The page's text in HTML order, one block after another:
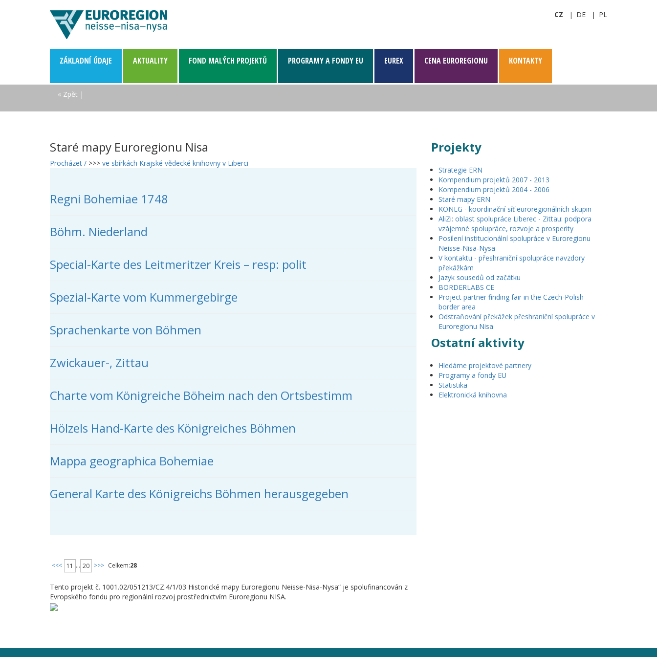
CZ DE PL
ZÁKLADNÍ­ ÚDAJE AKTUALITY FOND MALÝCH PROJEKTŮ PROGRAMY A FONDY EU EUREX CENA EUROREGIONU KONTAKTY
« Zpět |
Staré mapy Euroregionu Nisa
Procházet / >>> ve sbírkách Krajské vědecké knihovny v Liberci
Regni Bohemiae 1748
Böhm. Niederland
Special-Karte des Leitmeritzer Kreis – resp: polit
Spezial-Karte vom Kummergebirge
Sprachenkarte von Böhmen
Zwickauer-, Zittau
Charte vom Königreiche Böheim nach den Ortsbestimm
Hölzels Hand-Karte des Königreiches Böhmen
Mappa geographica Bohemiae
General Karte des Königreichs Böhmen herausgegeben
<<< 11 ... 20 >>> Celkem:28
Tento projekt č. 1001.02/051213/CZ.4/1/03 Historické mapy Euroregionu Neisse-Nisa-Nysa“ je spolufinancován z
Evropského fondu pro regionální rozvoj prostřednictvím Euroregionu NISA.
Projekty
Strategie ERN
Kompendium projektů 2007 - 2013
Kompendium projektů 2004 - 2006
Staré mapy ERN
KONEG - koordinační síť euroregionálních skupin
AliZi: oblast spolupráce Liberec - Zittau: podpora
vzájemné spolupráce, rozvoje a prosperity
Posílení institucionální spolupráce v Euroregionu
Neisse-Nisa-Nysa
V kontaktu - přeshraniční spolupráce navzdory
překážkám
Jazyk sousedů od začátku
BORDERLABS CE
Project partner finding fair in the Czech-Polish
border area
Odstraňování překážek přeshraniční spolupráce v
Euroregionu Nisa
Ostatní aktivity
Hledáme projektové partnery
Programy a fondy EU
Statistika
Elektronická knihovna